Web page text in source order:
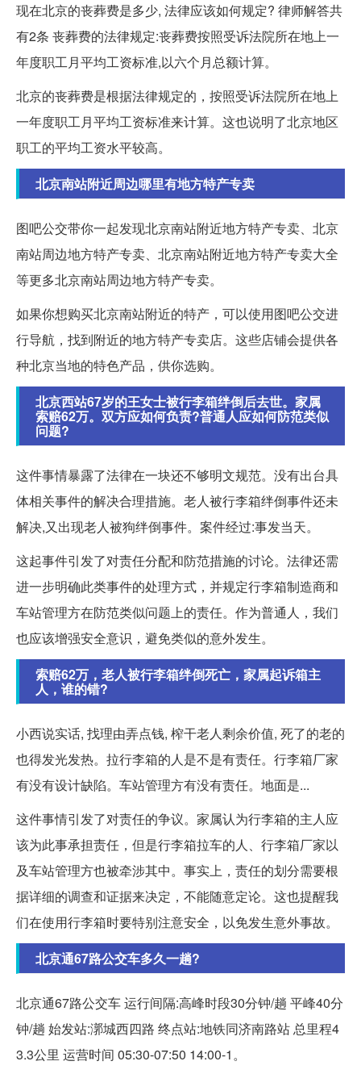
现在北京的丧葬费是多少, 法律应该如何规定? 律师解答共
有2条 丧葬费的法律规定:丧葬费按照受诉法院所在地上一
年度职工月平均工资标准,以六个月总额计算。
北京的丧葬费是根据法律规定的，按照受诉法院所在地上
一年度职工月平均工资标准来计算。这也说明了北京地区
职工的平均工资水平较高。
北京南站附近周边哪里有地方特产专卖
图吧公交带你一起发现北京南站附近地方特产专卖、北京
南站周边地方特产专卖、北京南站附近地方特产专卖大全
等更多北京南站周边地方特产专卖。
如果你想购买北京南站附近的特产，可以使用图吧公交进
行导航，找到附近的地方特产专卖店。这些店铺会提供各
种北京当地的特色产品，供你选购。
北京西站67岁的王女士被行李箱绊倒后去世。家属
索赔62万。双方应如何负责?普通人应如何防范类似
问题?
这件事情暴露了法律在一块还不够明文规范。没有出台具
体相关事件的解决合理措施。老人被行李箱绊倒事件还未
解决,又出现老人被狗绊倒事件。案件经过:事发当天。
这起事件引发了对责任分配和防范措施的讨论。法律还需
进一步明确此类事件的处理方式，并规定行李箱制造商和
车站管理方在防范类似问题上的责任。作为普通人，我们
也应该增强安全意识，避免类似的意外发生。
索赔62万，老人被行李箱绊倒死亡，家属起诉箱主
人，谁的错?
小西说实话, 找理由弄点钱, 榨干老人剩余价值, 死了的老的
也得发光发热。拉行李箱的人是不是有责任。行李箱厂家
有没有设计缺陷。车站管理方有没有责任。地面是...
这件事情引发了对责任的争议。家属认为行李箱的主人应
该为此事承担责任，但是行李箱拉车的人、行李箱厂家以
及车站管理方也被牵涉其中。事实上，责任的划分需要根
据详细的调查和证据来决定，不能随意定论。这也提醒我
们在使用行李箱时要特别注意安全，以免发生意外事故。
北京通67路公交车多久一趟?
北京通67路公交车 运行间隔:高峰时段30分钟/趟 平峰40分
钟/趟 始发站:漷城西四路 终点站:地铁同济南路站 总里程4
3.3公里 运营时间 05:30-07:50 14:00-1。